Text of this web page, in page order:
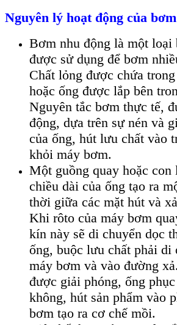
Nguyên lý hoạt động của
Bơm nhu động là một loại
được sử dụng để bơm
Chất lỏng được chứa
hoặc ống được lắp bên
Nguyên tắc bơm thực tế,
động, dựa trên sự nén và
của ống, hút lưu chất vào
khỏi máy bơm.
Một guồng quay hoặc con
chiều dài của ống tạo ra
thời giữa các mặt hút và
Khi rôto của máy bơm
kín này sẽ di chuyển dọc
ống, buộc lưu chất phải di
máy bơm và vào đường
được giải phóng, ống
không, hút sản phẩm vào
bơm tạo ra cơ chế mồi.